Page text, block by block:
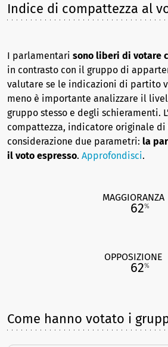
Indice di compattezza al
I parlamentari sono liberi di votare
in contrasto con il gruppo di
valutare se le indicazioni di partito
meno è importante analizzare il
gruppo stesso e degli schieramenti.
compattezza, indicatore originale
considerazione due parametri: la
il voto espresso. Approfondisci.
MAGGIORANZA
62%
OPPOSIZIONE
62%
Come hanno votato i